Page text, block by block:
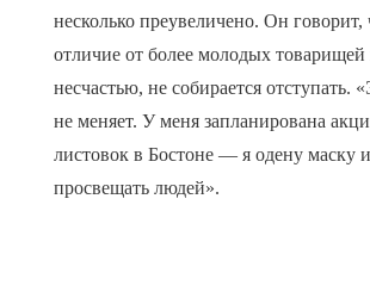
несколько преувеличено. Он говорит,
отличие от более молодых товарищей
несчастью, не собирается отступать.
не меняет. У меня запланирована
листовок в Бостоне — я одену маску
просвещать людей».